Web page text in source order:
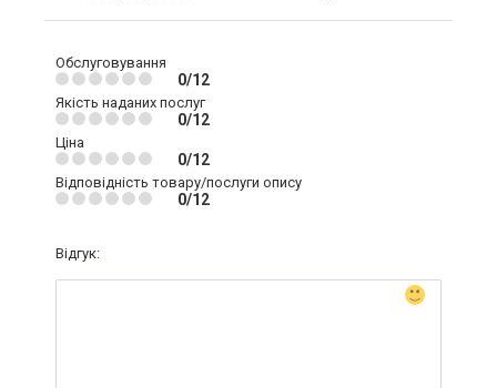
Обслуговування
0/12
Якість наданих послуг
0/12
Ціна
0/12
Відповідність товару/послуги опису
0/12
Відгук: